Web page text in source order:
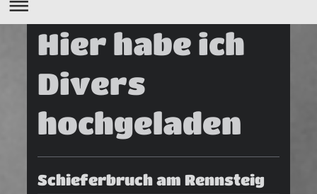
Hier habe ich
Divers
hochgeladen
Schieferbruch am Rennsteig